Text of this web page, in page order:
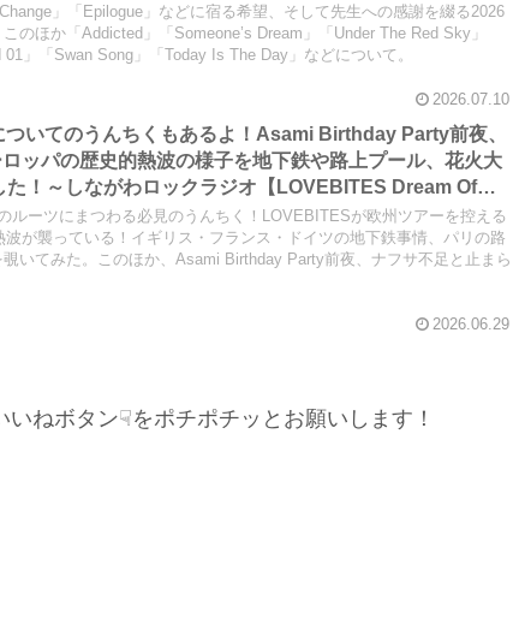
】【LOVEBITES Eternally】 【LOVEBITES
Dream】
」「Epilogue」などに宿る希望、そして先生への感謝を綴る2026
のほか「Addicted」「Someone’s Dream」「Under The Red Sky」
」「Swan Song」「Today Is The Day」などについて。
2026.07.10
いてのうんちくもあるよ！Asami Birthday Party前夜、
ッパの歴史的熱波の様子を地下鉄や路上プール、花火大
！～しながわロックラジオ【LOVEBITES Dream Of
Stands Solitarily】【LOVEBITES Asami Birthday
松崎しげる 愛のメモリー】
ルーツにまつわる必見のうんちく！LOVEBITESが欧州ツアーを控える
が襲っている！イギリス・フランス・ドイツの地下鉄事情、パリの路
覗いてみた。このほか、Asami Birthday Party前夜、ナフサ不足と止まら
2026.06.29
ねボタン☟をポチポチッとお願いします！